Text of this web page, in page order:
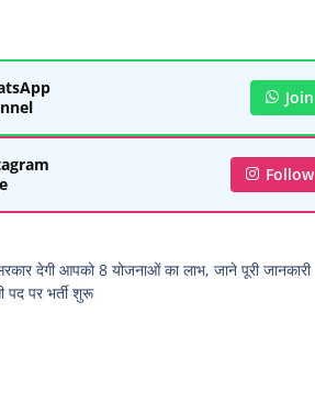
Join
Follow
देगी आपको 8 योजनाओं का लाभ, जाने पूरी जानकारी
पर भर्ती शुरू